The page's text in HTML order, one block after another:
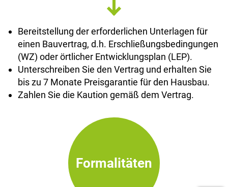
Bereitstellung der erforderlichen Unterlagen für
einen Bauvertrag, d.h. Erschließungsbedingungen
(WZ) oder örtlicher Entwicklungsplan (LEP).
Unterschreiben Sie den Vertrag und erhalten Sie
bis zu 7 Monate Preisgarantie für den Hausbau.
Zahlen Sie die Kaution gemäß dem Vertrag.
Formalitäten